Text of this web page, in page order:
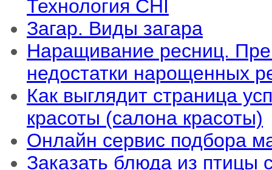
Технология CHI
Загар. Виды загара
Наращивание ресниц.
недостатки нарощенных
Как выглядит страница
красоты (салона красоты)
Онлайн сервис подбора
Заказать блюда из птицы